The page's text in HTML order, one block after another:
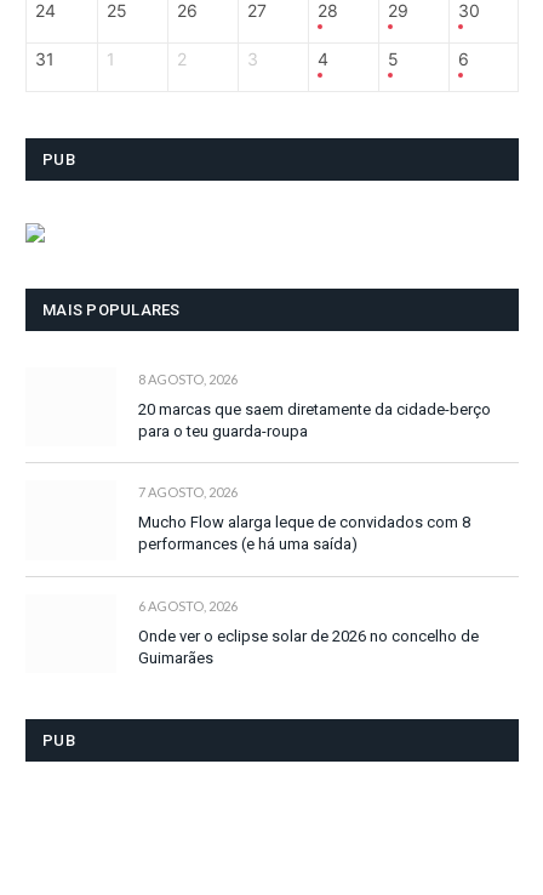
24 25 26 27 28 29 30
31 1 2 3 4 5 6
PUB
MAIS POPULARES
8 AGOSTO, 2026
20 marcas que saem diretamente da cidade-berço
para o teu guarda-roupa
7 AGOSTO, 2026
Mucho Flow alarga leque de convidados com 8
performances (e há uma saída)
6 AGOSTO, 2026
Onde ver o eclipse solar de 2026 no concelho de
Guimarães
PUB